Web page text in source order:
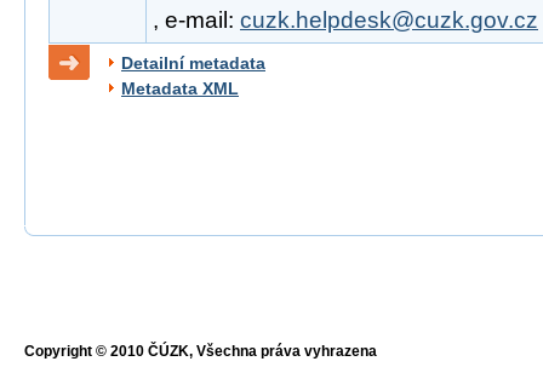
, e-mail: cuzk.helpdesk@cuzk.gov.cz
Detailní metadata
Metadata XML
Copyright © 2010 ČÚZK, Všechna práva vyhrazena